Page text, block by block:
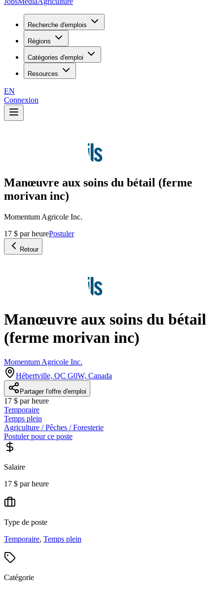
Recherche d'emplois
Régions
Catégories d'emploi
Resources
EN
Connexion
Manœuvre aux soins du bétail (ferme
morivan inc)
Momentum Agricole Inc.
17 $ par heurePostuler
Retour
Manœuvre aux soins du bétail
(ferme morivan inc)
Momentum Agricole Inc.
Hébertville, QC G0W, Canada
Partager l'offre d'emploi
17 $ par heure
Temporaire
Temps plein
Agriculture / Pêches / Foresterie
Postuler pour ce poste
Salaire
17 $ par heure
Type de poste
Temporaire, Temps plein
Catégorie